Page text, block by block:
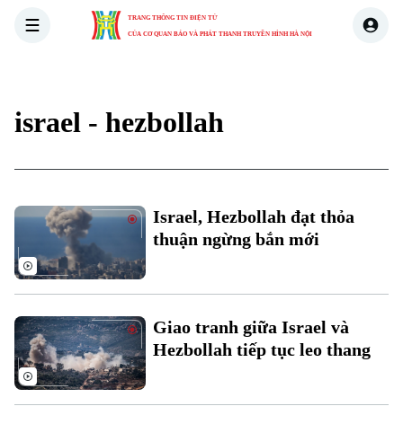
TRANG THÔNG TIN ĐIỆN TỬ
CỦA CƠ QUAN BÁO VÀ PHÁT THANH TRUYỀN HÌNH HÀ NỘI
Xu hướng
israel - hezbollah
Israel, Hezbollah đạt thỏa
thuận ngừng bắn mới
Giao tranh giữa Israel và
Hezbollah tiếp tục leo thang